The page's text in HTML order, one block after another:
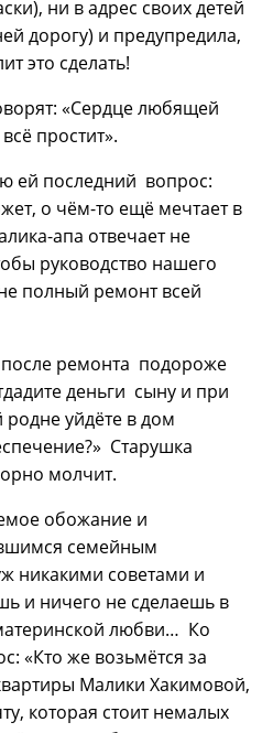
ни в адрес своих детей
дорогу) и предупредила,
это сделать!
«Сердце любящей
простит».
ей последний вопрос:
о чём-то ещё мечтает в
апа отвечает не
руководство нашего
полный ремонт всей
ремонта подороже
деньги сыну и при
уйдёте в дом
Старушка
молчит.
обожание и
семейным
никакими советами и
и ничего не сделаешь в
любви… Ко
«Кто же возьмётся за
Малики Хакимовой,
которая стоит немалых